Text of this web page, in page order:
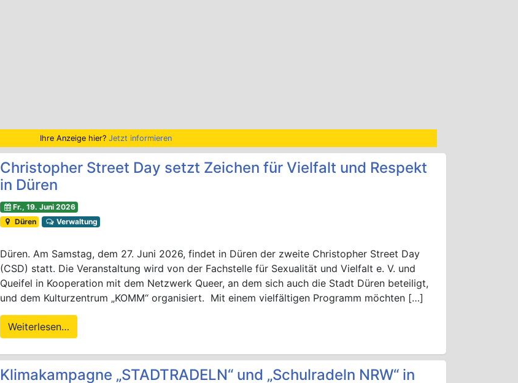
Ihre Anzeige hier? Jetzt informieren
Christopher Street Day setzt Zeichen für Vielfalt und Respekt
in Düren
Fr., 19. Juni 2026
Düren
Verwaltung
Düren. Am Samstag, dem 27. Juni 2026, findet in Düren der zweite Christopher Street Day
(CSD) statt. Die Veranstaltung wird von der Fachstelle für Sexualität und Vielfalt e. V. und
Queifel in Kooperation mit dem Netzwerk Queer, an dem sich auch die Stadt Düren beteiligt,
und dem Kulturzentrum „KOMM“ organisiert. Mit einem vielfältigen Programm möchten […]
Weiterlesen…
Klimakampagne „STADTRADELN“ und „Schulradeln NRW“ in